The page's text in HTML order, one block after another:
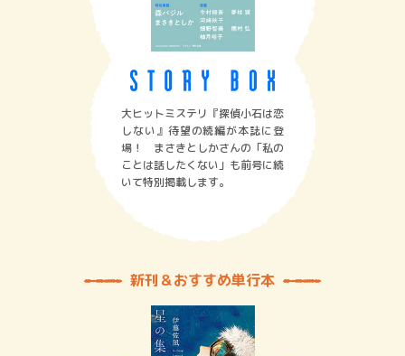
大ヒットミステリ『探偵小石は恋
しない』待望の続編が本誌に登
場！ まさきとしかさんの「私の
ことは話したくない」も前号に続
いて特別掲載します。
新刊＆おすすめ単行本